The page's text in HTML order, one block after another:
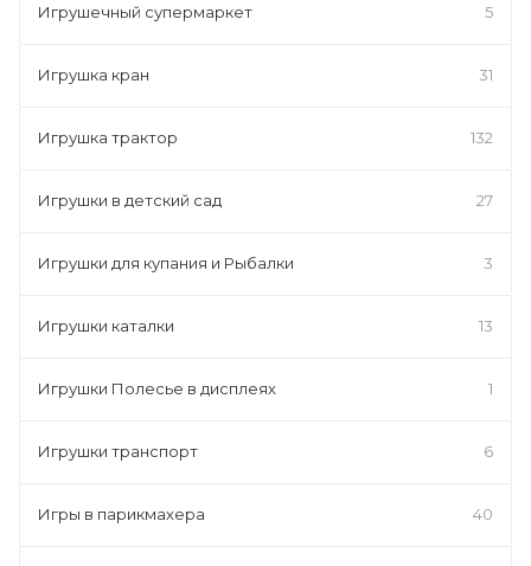
Игрушечный супермаркет 5
Игрушка кран 31
Игрушка трактор 132
Игрушки в детский сад 27
Игрушки для купания и Рыбалки 3
Игрушки каталки 13
Игрушки Полесье в дисплеях 1
Игрушки транспорт 6
Игры в парикмахера 40